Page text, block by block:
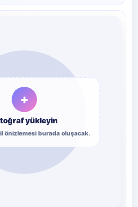
+
yükleyin
önizlemesi burada oluşacak.